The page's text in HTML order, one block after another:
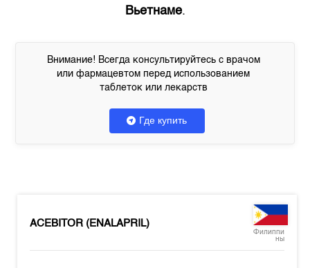
Вьетнаме.
Внимание! Всегда консультируйтесь с врачом
или фармацевтом перед использованием
таблеток или лекарств
Где купить
ACEBITOR (ENALAPRIL)
Филиппи
ны